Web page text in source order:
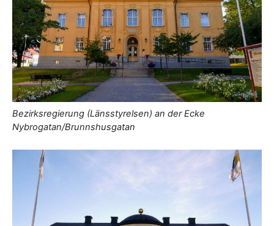
Bezirksregierung (Länsstyrelsen) an der Ecke
Nybrogatan/Brunnshusgatan